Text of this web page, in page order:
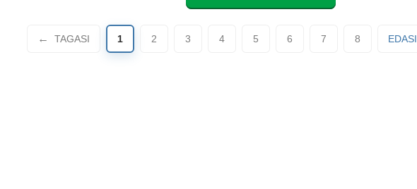
TAGASI 1 2 3 4 5 6 7 8 EDASI